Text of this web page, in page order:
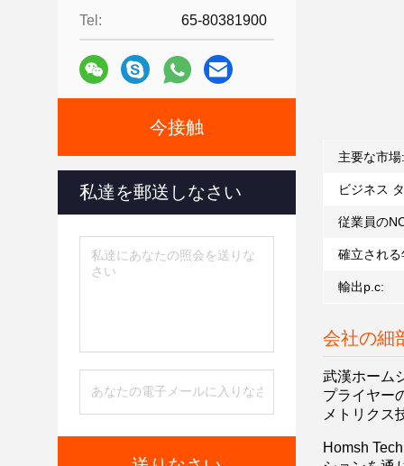
Tel: 65-80381900
今接触
私達を郵送しなさい
主要な市場:
ビジネス
従業員の
確立される
輸出p.c:
会社の細
武漢ホーム
プライヤー
メトリクス
Homsh